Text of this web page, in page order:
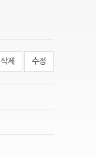
삭제 수정